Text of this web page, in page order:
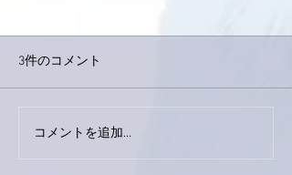
家レコーディング無事終
3件のコメント
コメントを追加…